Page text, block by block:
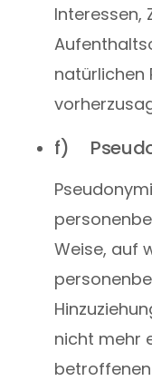
Interessen,
natürlichen
f)
Weise, auf
nicht mehr